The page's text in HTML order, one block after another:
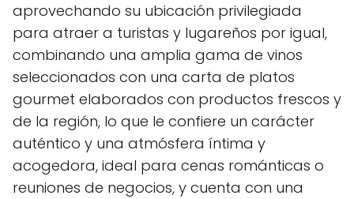
aprovechando su ubicación privilegiada
para atraer a turistas y lugareños por igual,
combinando una amplia gama de vinos
seleccionados con una carta de platos
gourmet elaborados con productos frescos y
de la región, lo que le confiere un carácter
auténtico y una atmósfera íntima y
acogedora, ideal para cenas románticas o
reuniones de negocios, y cuenta con una